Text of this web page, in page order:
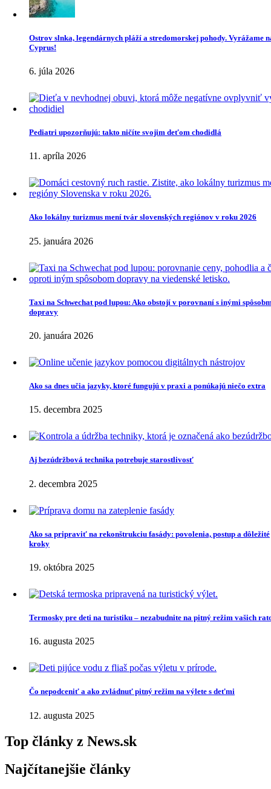
Ostrov slnka, legendárnych pláží a stredomorskej pohody. Vyrážame
Cyprus!
6. júla 2026
Pediatri upozorňujú: takto ničíte svojim deťom chodidlá
11. apríla 2026
Ako lokálny turizmus mení tvár slovenských regiónov v roku 2026
25. januára 2026
Taxi na Schwechat pod lupou: Ako obstojí v porovnaní s inými
dopravy
20. januára 2026
Ako sa dnes učia jazyky, ktoré fungujú v praxi a ponúkajú niečo extra
15. decembra 2025
Aj bezúdržbová technika potrebuje starostlivosť
2. decembra 2025
Ako sa pripraviť na rekonštrukciu fasády: povolenia, postup a dôležité
kroky
19. októbra 2025
Termosky pre deti na turistiku – nezabudnite na pitný režim vašich
16. augusta 2025
Čo nepodceniť a ako zvládnuť pitný režim na výlete s deťmi
12. augusta 2025
Top články z News.sk
Najčítanejšie články